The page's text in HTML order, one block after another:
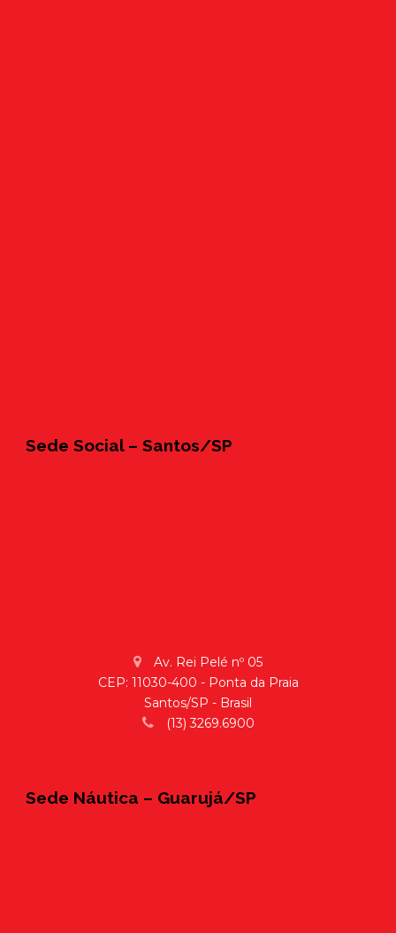
Sede Social – Santos/SP
Av. Rei Pelé nº 05
CEP: 11030-400 - Ponta da Praia
Santos/SP - Brasil
(13) 3269.6900
Sede Náutica – Guarujá/SP